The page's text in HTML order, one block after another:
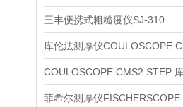
三丰便携式粗糙度仪SJ-310